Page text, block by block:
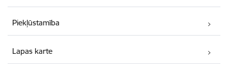
Piekļūstamība
Lapas karte